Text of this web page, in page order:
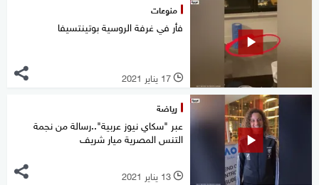
منوعات
فأر في غرفة الروسية بوتينتسيفا
l 17 يناير 2021
رياضة
عبر "سكاي نيوز عربية"..رسالة من نجمة
التنس المصرية ميار شريف
l 13 يناير 2021